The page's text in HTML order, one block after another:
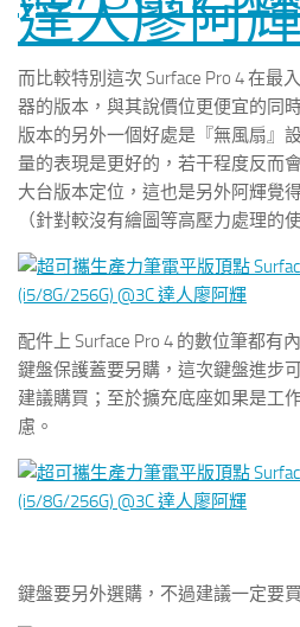
而比較特別這次 Surface Pro 4 在最
器的版本，與其說價位更便宜的同
版本的另外一個好處是『無風扇』
量的表現是更好的，若干程度反而
大台版本定位，這也是另外阿輝覺
（針對較沒有繪圖等高壓力處理的使
配件上 Surface Pro 4 的數位筆都有
鍵盤保護蓋要另購，這次鍵盤進步
建議購買；至於擴充底座如果是工
慮。
鍵盤要另外選購，不過建議一定要買